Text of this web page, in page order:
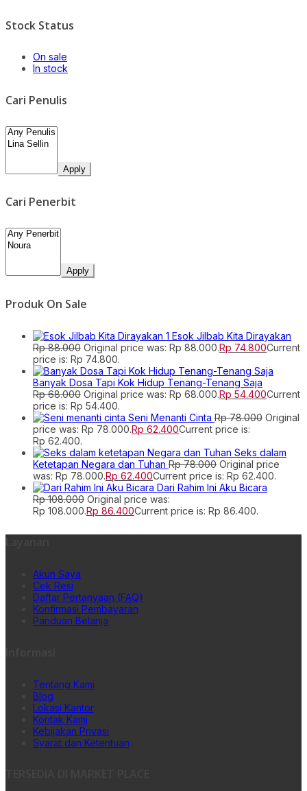
Stock Status
On sale
In stock
Cari Penulis
Apply
Cari Penerbit
Apply
Produk On Sale
Esok Jilbab Kita Dirayakan
Rp88.000 Original price was: Rp 88.000.Rp 74.800Current
price is: Rp 74.800.
Banyak Dosa Tapi Kok Hidup Tenang-Tenang Saja
Rp68.000 Original price was: Rp 68.000.Rp 54.400Current
price is: Rp 54.400.
Seni Menanti Cinta Rp78.000 Original
price was: Rp 78.000.Rp 62.400Current price is:
Rp 62.400.
Seks dalam
Ketetapan Negara dan Tuhan Rp78.000 Original price
was: Rp 78.000.Rp 62.400Current price is: Rp 62.400.
Dari Rahim Ini Aku Bicara
Rp108.000 Original price was:
Rp 108.000.Rp 86.400Current price is: Rp 86.400.
Akun Saya
Cek Resi
Daftar Pertanyaan (FAQ)
Konfirmasi Pembayaran
Panduan Belanja
Tentang Kami
Blog
Lokasi Kantor
Kontak Kami
Kebijakan Privasi
Syarat dan Ketentuan